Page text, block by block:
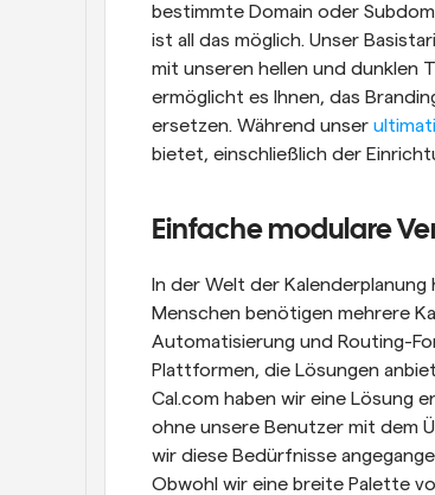
bestimmte Domain oder
ist all das möglich. Unser
mit unseren hellen und dunklen
ermöglicht es Ihnen, das
ersetzen. Während unser
bietet, einschließlich der
Einfache modulare
In der Welt der
Menschen benötigen mehrere
Automatisierung und Routing-
Plattformen, die Lösungen
Cal.com haben wir eine Lösung
ohne unsere Benutzer mit dem
wir diese Bedürfnisse
Obwohl wir eine breite Palette